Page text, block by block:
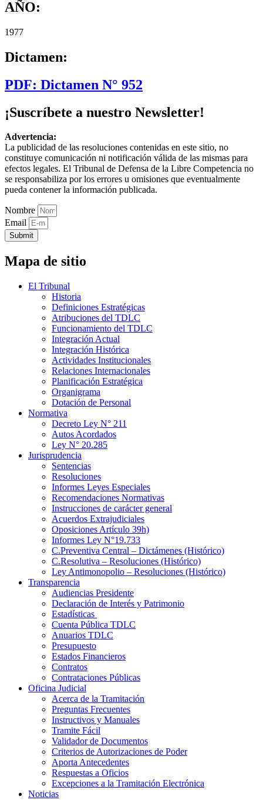
AÑO:
1977
Dictamen:
PDF: Dictamen N° 952
¡Suscríbete a nuestro Newsletter!
Advertencia:
La publicidad de las resoluciones contenidas en este sitio, no
constituye comunicación ni notificación válida de las mismas para
efectos legales. El Tribunal de Defensa de la Libre Competencia no
se responsabiliza por los errores u omisiones que eventualmente
pueda contener la información publicada.
Nombre
Email
Submit
Mapa de sitio
El Tribunal
Historia
Definiciones Estratégicas
Atribuciones del TDLC
Funcionamiento del TDLC
Integración Actual
Integración Histórica
Actividades Institucionales
Relaciones Internacionales
Planificación Estratégica
Organigrama
Dotación de Personal
Normativa
Decreto Ley N° 211
Autos Acordados
Ley N° 20.285
Jurisprudencia
Sentencias
Resoluciones
Informes Leyes Especiales
Recomendaciones Normativas
Instrucciones de carácter general
Acuerdos Extrajudiciales
Oposiciones Artículo 39h)
Informes Ley N°19.733
C.Preventiva Central – Dictámenes (Histórico)
C.Resolutiva – Resoluciones (Histórico)
Ley Antimonopolio – Resoluciones (Histórico)
Transparencia
Audiencias Presidente
Declaración de Interés y Patrimonio
Estadísticas
Cuenta Pública TDLC
Anuarios TDLC
Presupuesto
Estados Financieros
Contratos
Contrataciones Públicas
Oficina Judicial
Acerca de la Tramitación
Preguntas Frecuentes
Instructivos y Manuales
Tramite Fácil
Validador de Documentos
Criterios de Autorizaciones de Poder
Aporta Antecedentes
Respuestas a Oficios
Excepciones a la Tramitación Electrónica
Noticias